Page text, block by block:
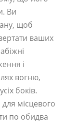
Ви
щоб
ваших
і
вогню,
боків.
для місцевого
по обидва